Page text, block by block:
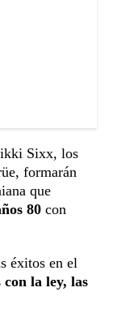
Sixx, los
formarán
que
80 con
éxitos en el
con la ley, las